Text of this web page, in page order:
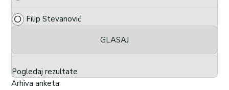
Filip Stevanović
Pogledaj rezultate
Arhiva anketa